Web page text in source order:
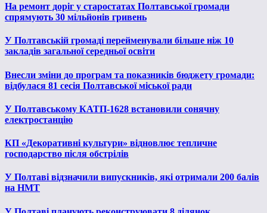
На ремонт доріг у старостатах Полтавської громади
спрямують 30 мільйонів гривень
У Полтавській громаді перейменували більше ніж 10
закладів загальної середньої освіти
Внесли зміни до програм та показників бюджету громади:
відбулася 81 сесія Полтавської міської ради
У Полтавському КАТП-1628 встановили сонячну
електростанцію
КП «Декоративні культури» відновлює тепличне
господарство після обстрілів
У Полтаві відзначили випускників, які отримали 200 балів
на НМТ